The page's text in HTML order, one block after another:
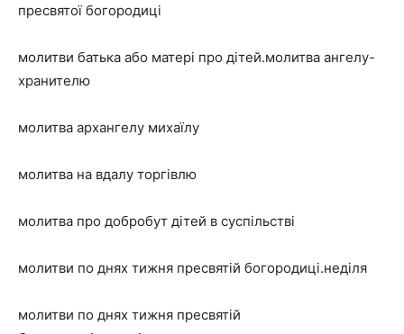
пресвятої богородиці
молитви батька або матері про дітей.молитва ангелу-
хранителю
молитва архангелу михаїлу
молитва на вдалу торгівлю
молитва про добробут дітей в суспільстві
молитви по днях тижня пресвятій богородиці.неділя
молитви по днях тижня пресвятій